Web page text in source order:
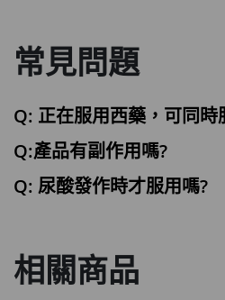
常見問題
Q: 正在服用西藥，可同時
Q:產品有副作用嗎?
Q: 尿酸發作時才服用嗎?
相關商品